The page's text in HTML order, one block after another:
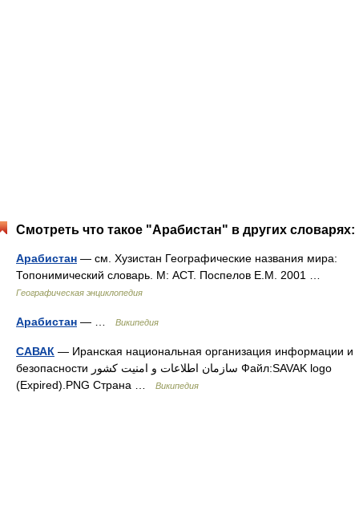
Смотреть что такое "Арабистан" в других словарях:
Арабистан — см. Хузистан Географические названия мира:
Топонимический словарь. М: АСТ. Поспелов Е.М. 2001 …
Географическая энциклопедия
Арабистан — … Википедия
САВАК — Иранская национальная организация информации и
безопасности سازمان اطلاعات و امنیت کشور Файл:SAVAK logo
(Expired).PNG Страна …
Википедия